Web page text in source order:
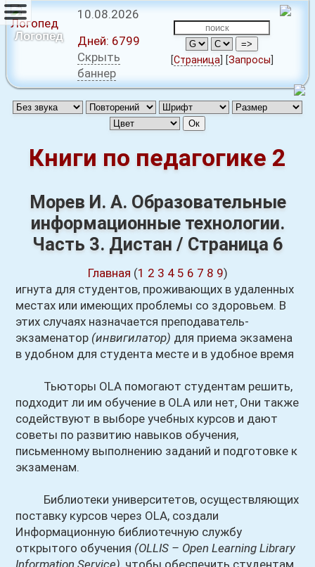
Логопед
10.08.2026
Дней: 6799
Скрыть
баннер
[Страница [Запросы
Книги по педагогике 2
Морев И. А. Образовательные
информационные технологии.
Часть 3. Дистан / Страница 6
Главная (1 2 3 4 5 6 7 8 9)
игнута для студентов, проживающих в удаленных
местах или имеющих проблемы со здоровьем. В
этих случаях назначается преподаватель-
экзаменатор (инвигилатор) для приема экзамена
в удобном для студента месте и в удобное время
Тьюторы OLA помогают студентам решить,
подходит ли им обучение в OLA или нет, Они также
содействуют в выборе учебных курсов и дают
советы по развитию навыков обучения,
письменному выполнению заданий и подготовке к
экзаменам.
Библиотеки университетов, осуществляющих
поставку курсов через OLA, создали
Информационную библиотечную службу
открытого обучения (OLLIS – Open Learning Library
Information Service), чтобы обеспечить студентам